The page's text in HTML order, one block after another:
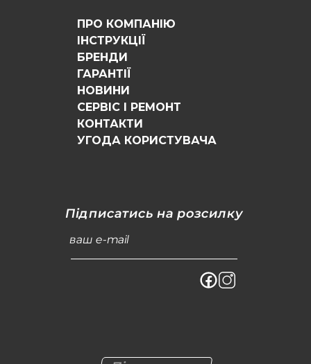
ПРО КОМПАНІЮ
ІНСТРУКЦІЇ
БРЕНДИ
ГАРАНТІЇ
НОВИНИ
СЕРВІС І РЕМОНТ
КОНТАКТИ
УГОДА КОРИСТУВАЧА
Підписатись на розсилку
ваш e-mail